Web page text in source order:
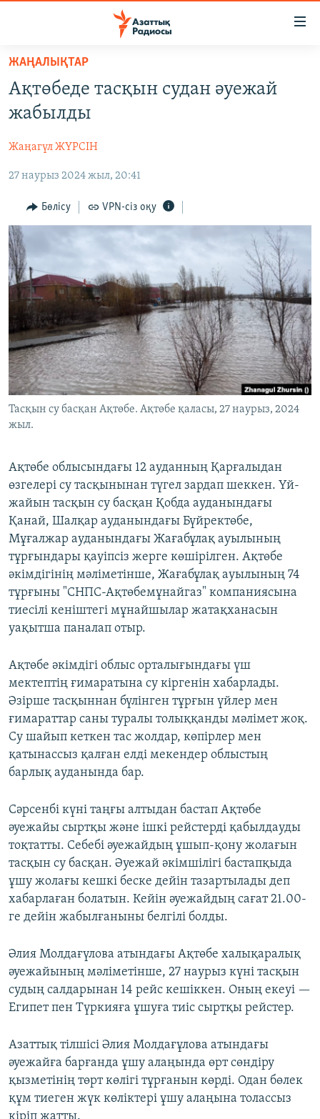
Skip
main
content
to
Navigation
Search
ЖАҢАЛЫҚТАР
САЯСАТ
ҚАҢТАР ОҚИҒАСЫ
АДАМ ҚҰҚЫҚТАРЫ
ӘЛЕУМЕТ
ӘЛЕМ
АРНАЙЫ ЖОБАЛАР
Русский
ЖАЗЫЛЫҢЫЗ
Басқа тілдерде
ЖАҢАЛЫҚТАР
Ақтөбеде тасқын судан әуежай
жабылды
Жаңагүл ЖҮРСІН
27 наурыз 2024 жыл, 20:41
Бөлісу VPN-сіз оқу
Тасқын су басқан Ақтөбе. Ақтөбе қаласы, 27 наурыз, 2024
жыл.
Ақтөбе облысындағы 12 ауданның Қарғалыдан
өзгелері су тасқынынан түгел зардап шеккен. Үй-
жайын тасқын су басқан Қобда ауданындағы
Қанай, Шалқар ауданындағы Бүйректөбе,
Мұғалжар ауданындағы Жағабұлақ ауылының
тұрғындары қауіпсіз жерге көшірілген. Ақтөбе
әкімдігінің мәліметінше, Жағабұлақ ауылының 74
тұрғыны "СНПС-Ақтөбемұнайгаз" компаниясына
тиесілі кеніштегі мұнайшылар жатақханасын
уақытша паналап отыр.
Ақтөбе әкімдігі облыс орталығындағы үш
мектептің ғимаратына су кіргенін хабарлады.
Әзірше тасқыннан бүлінген тұрғын үйлер мен
ғимараттар саны туралы толыққанды мәлімет жоқ.
Су шайып кеткен тас жолдар, көпірлер мен
қатынассыз қалған елді мекендер облыстың
барлық ауданында бар.
Сәрсенбі күні таңғы алтыдан бастап Ақтөбе
әуежайы сыртқы және ішкі рейстерді қабылдауды
тоқтатты. Себебі әуежайдың ұшып-қону жолағын
тасқын су басқан. Әуежай әкімшілігі бастапқыда
ұшу жолағы кешкі беске дейін тазартылады деп
хабарлаған болатын. Кейін әуежайдың сағат 21.00-
ге дейін жабылғаныны белгілі болды.
Әлия Молдағүлова атындағы Ақтөбе халықаралық
әуежайының мәліметінше, 27 наурыз күні тасқын
судың салдарынан 14 рейс кешіккен. Оның екеуі —
Египет пен Түркияға ұшуға тиіс сыртқы рейстер.
Азаттық тілшісі Әлия Молдағұлова атындағы
әуежайға барғанда ұшу алаңында өрт сөндіру
қызметінің төрт көлігі тұрғанын көрді. Одан бөлек
құм тиеген жүк көліктері ұшу алаңына толассыз